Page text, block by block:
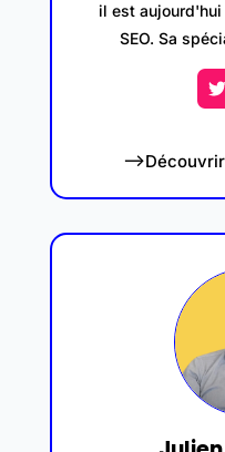
il est
SEO. Sa
–>Découvrir